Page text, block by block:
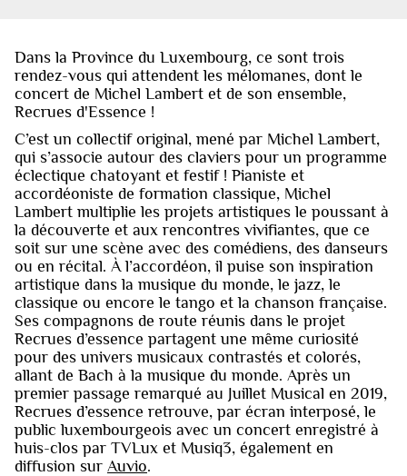
Dans la Province du Luxembourg, ce sont trois
rendez-vous qui attendent les mélomanes, dont le
concert de Michel Lambert et de son ensemble,
Recrues d'Essence !
C’est un collectif original, mené par Michel Lambert,
qui s’associe autour des claviers pour un programme
éclectique chatoyant et festif ! Pianiste et
accordéoniste de formation classique, Michel
Lambert multiplie les projets artistiques le poussant à
la découverte et aux rencontres vivifiantes, que ce
soit sur une scène avec des comédiens, des danseurs
ou en récital. À l’accordéon, il puise son inspiration
artistique dans la musique du monde, le jazz, le
classique ou encore le tango et la chanson française.
Ses compagnons de route réunis dans le projet
Recrues d’essence partagent une même curiosité
pour des univers musicaux contrastés et colorés,
allant de Bach à la musique du monde. Après un
premier passage remarqué au Juillet Musical en 2019,
Recrues d’essence retrouve, par écran interposé, le
public luxembourgeois avec un concert enregistré à
huis-clos par TVLux et Musiq3, également en
diffusion sur Auvio.